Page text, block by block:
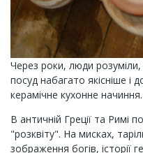
Через роки, люди
посуд набагато якісніше і
керамічне кухонне начиння.
В античній Греції та Римі
"розквіту". На мисках,
зображення богів, історії